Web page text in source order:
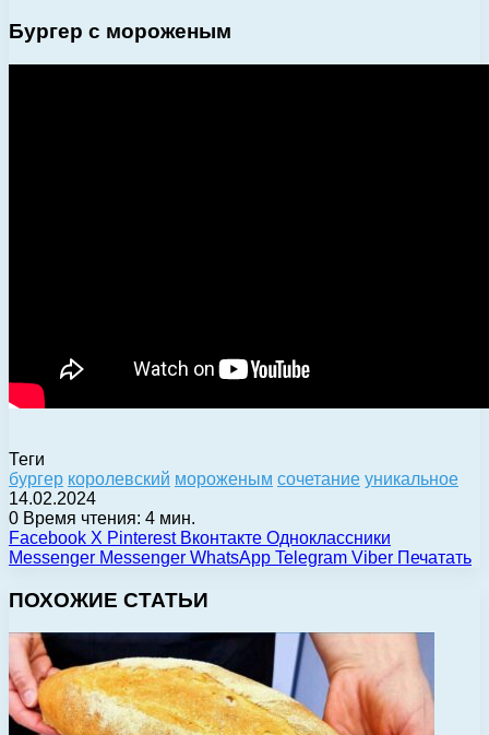
Бургер с мороженым
Теги
бургер королевский мороженым сочетание уникальное
14.02.2024
0 Время чтения: 4 мин.
Facebook X Pinterest Вконтакте Одноклассники
Messenger Messenger WhatsApp Telegram Viber Печатать
ПОХОЖИЕ СТАТЬИ